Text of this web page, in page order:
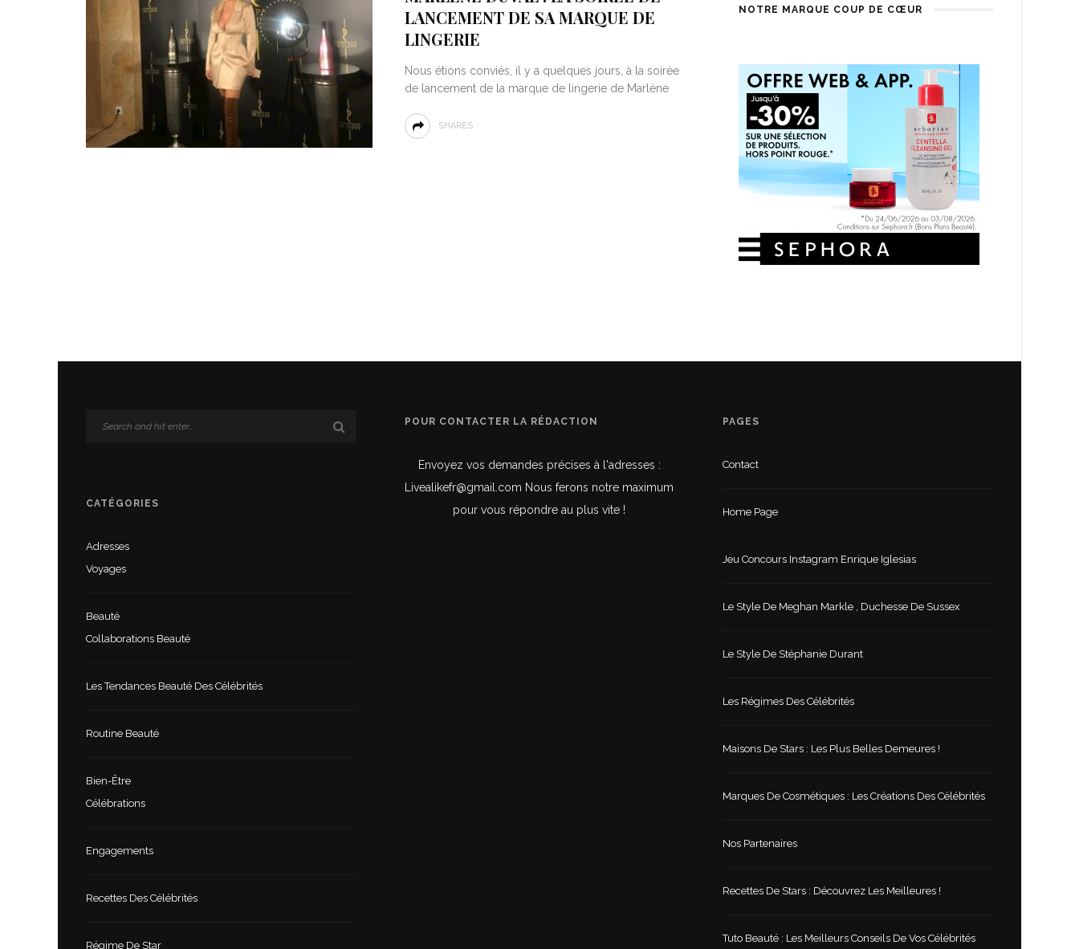
LANCEMENT DE SA MARQUE DE
LINGERIE
Nous étions conviés, il y a quelques jours, à la soirée
de lancement de la marque de lingerie de Marlène
SHARES
NOTRE MARQUE COUP DE CŒUR
CATÉGORIES
Adresses
Voyages
Beauté
Collaborations Beauté
Les Tendances Beauté Des Célébrités
Routine Beauté
Bien-Être
Célébrations
Engagements
Recettes Des Célébrités
Régime De Star
POUR CONTACTER LA RÉDACTION
Envoyez vos demandes précises à l'adresses :
Livealikefr@gmail.com Nous ferons notre maximum
pour vous répondre au plus vite !
PAGES
Contact
Home Page
Jeu Concours Instagram Enrique Iglesias
Le Style De Meghan Markle , Duchesse De Sussex
Le Style De Stéphanie Durant
Les Régimes Des Célébrités
Maisons De Stars : Les Plus Belles Demeures !
Marques De Cosmétiques : Les Créations Des Célébrités
Nos Partenaires
Recettes De Stars : Découvrez Les Meilleures !
Tuto Beauté : Les Meilleurs Conseils De Vos Célébrités